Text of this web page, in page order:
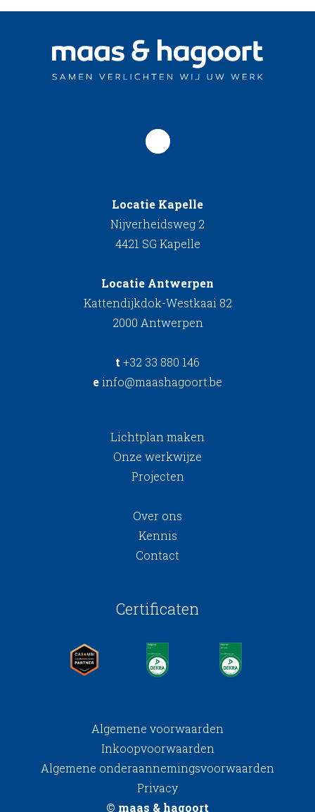
Locatie Kapelle
Nijverheidsweg 2
4421 SG Kapelle
Locatie Antwerpen
Kattendijkdok-Westkaai 82
2000 Antwerpen
t +32 33 880 146
einfo@maashagoort.be
Lichtplan maken
Onze werkwijze
Projecten
Over ons
Kennis
Contact
Certificaten
Algemene voorwaarden
Inkoopvoorwaarden
Algemene onderaannemingsvoorwaarden
Privacy
© maas & hagoort